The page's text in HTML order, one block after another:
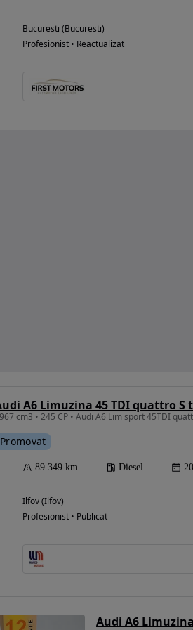
Bucuresti (Bucuresti)
Profesionist • Reactualizat
A6 Limuzina 45 TDI quattro S
cm3 • 245 CP • Audi A6 Lim sport 45TDI
Promovat
89 349 km Diesel
Ilfov (Ilfov)
Profesionist • Publicat
Audi A6